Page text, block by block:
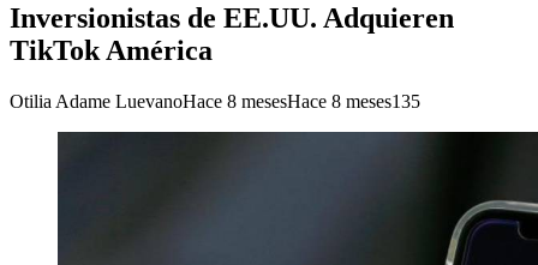
Inversionistas de EE.UU. Adquieren
TikTok América
Otilia Adame LuevanoHace 8 mesesHace 8 meses135